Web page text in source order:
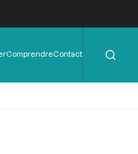
ComprendreContact